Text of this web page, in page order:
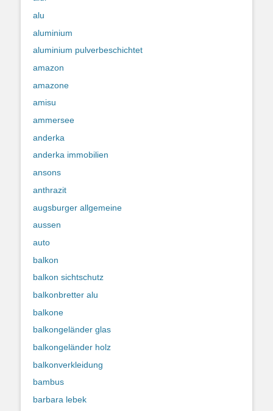
alu
aluminium
aluminium pulverbeschichtet
amazon
amazone
amisu
ammersee
anderka
anderka immobilien
ansons
anthrazit
augsburger allgemeine
aussen
auto
balkon
balkon sichtschutz
balkonbretter alu
balkone
balkongeländer glas
balkongeländer holz
balkonverkleidung
bambus
barbara lebek